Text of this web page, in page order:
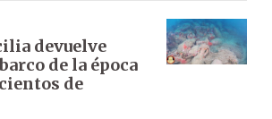
devuelve
de la época
de